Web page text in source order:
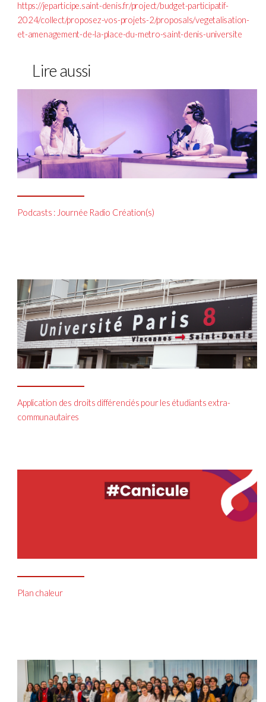
https://jeparticipe.saint-denis.fr/project/budget-participatif-
2024/collect/proposez-vos-projets-2/proposals/vegetalisation-
et-amenagement-de-la-place-du-metro-saint-denis-universite
Lire aussi
Podcasts : Journée Radio Création(s)
Application des droits différenciés pour les étudiants extra-
communautaires
Plan chaleur